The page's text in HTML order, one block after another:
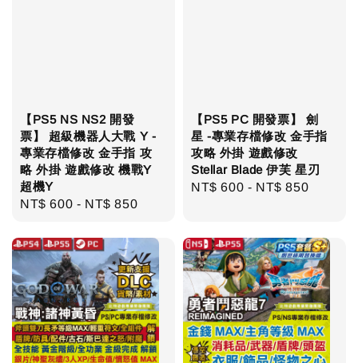
【PS5 NS NS2 開發
票】 超級機器人大戰 Y -
專業存檔修改 金手指 攻
略 外掛 遊戲修改 機戰Y
超機Y
Regular
NT$ 600 - NT$ 850
【PS5 PC 開發票】 劍
星 -專業存檔修改 金手指
攻略 外掛 遊戲修改
Stellar Blade 伊芙 星刃
Regular
NT$ 600 - NT$ 850